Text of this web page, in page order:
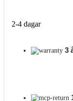
2-4 dagar
3